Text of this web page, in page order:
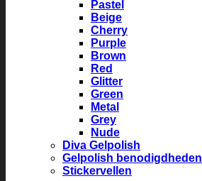
Pastel
Beige
Cherry
Purple
Brown
Red
Glitter
Green
Metal
Grey
Nude
Diva Gelpolish
Gelpolish benodigdheden
Stickervellen